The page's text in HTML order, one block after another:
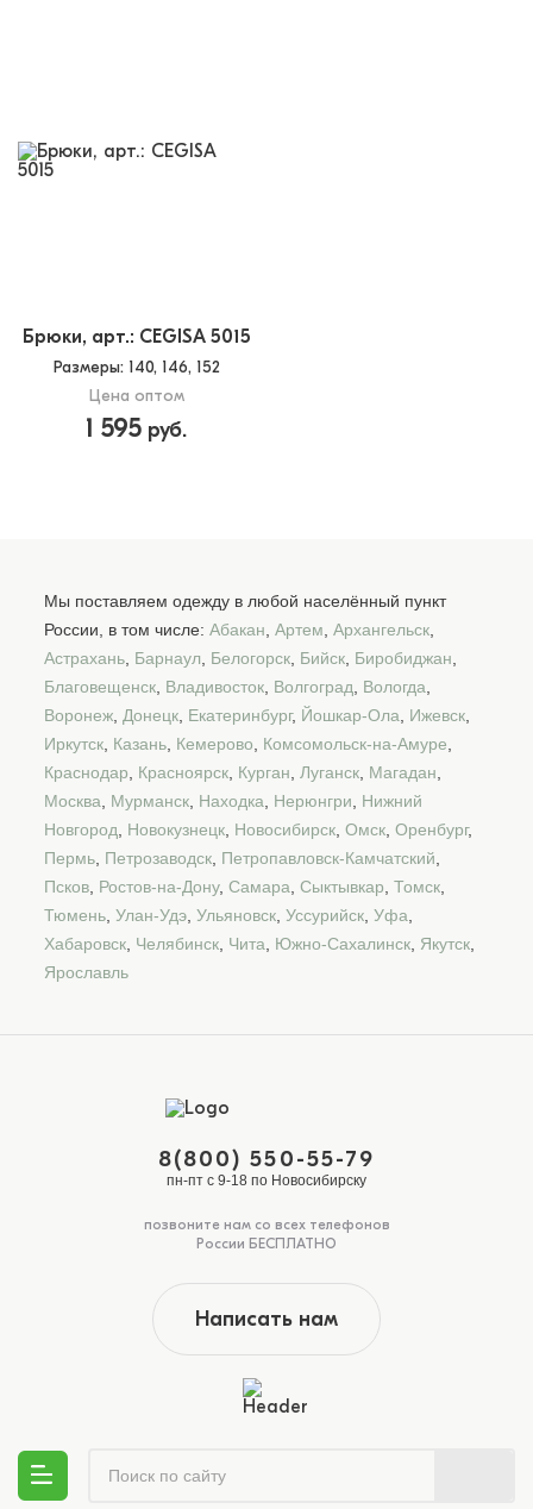
Брюки, арт.: CEGISA 5015
Размеры: 140, 146, 152
Цена оптом
1 595 руб.
Мы поставляем одежду в любой населённый пункт
России, в том числе: Абакан Артем Архангельск
Астрахань Барнаул Белогорск Бийск Биробиджан
Благовещенск Владивосток Волгоград Вологда
Воронеж Донецк Екатеринбург, Йошкар-Ола Ижевск
Иркутск Казань Кемерово Комсомольск-на-Амуре
Краснодар
Красноярск Курган Луганск Магадан
Москва
Мурманск Находка Нерюнгри
Нижний
Новгород
Новокузнецк Новосибирск Омск Оренбург,
Пермь Петрозаводск Петропавловск-Камчатский
Псков Ростов-на-Дону, Самара Сыктывкар Томск
Тюмень Улан-Удэ Ульяновск Уссурийск Уфа
Хабаровск Челябинск Чита Южно-Сахалинск Якутск
Ярославль
8(800) 550-55-79
пн-пт с 9-18 по Новосибирску
позвоните нам со всех телефонов
России БЕСПЛАТНО
Написать нам